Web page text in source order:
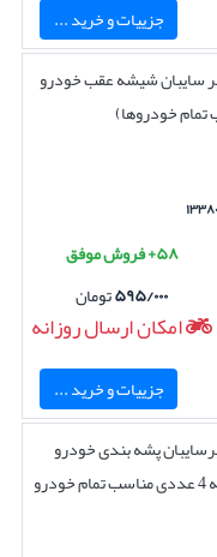
جزییات و خرید ...
سایبان شیشه عقب خودرو
خودروها)
۵۸+ فروش موفق
۵۹۵/۰۰۰تومان
امکان ارسال روزانه
جزییات و خرید ...
پشه بندی خودرو
مجموعه 4 عددی مناسب تمام خودرو